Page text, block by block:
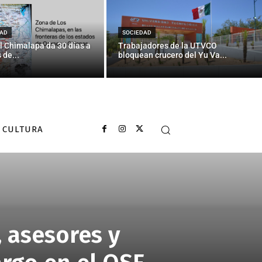
Chimalapa da 30 días a
de...
SOCIEDAD
Trabajadores de la UTVCO
bloquean crucero del Yu Va...
CULTURA
asesores y